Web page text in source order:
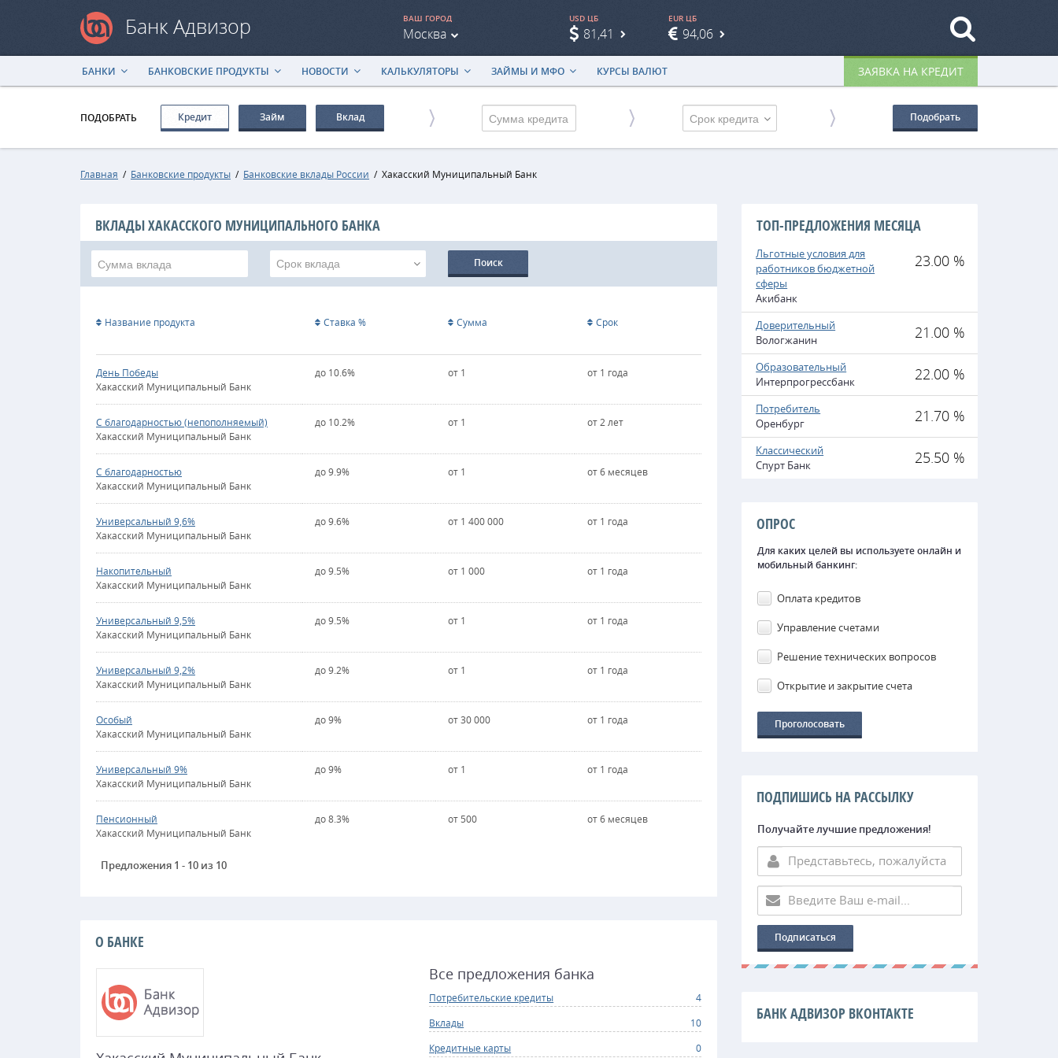
Банк Адвизор
ЗАЯВКА НА КРЕДИТ
БАНКИ БАНКОВСКИЕ ПРОДУКТЫ НОВОСТИ КАЛЬКУЛЯТОРЫ ЗАЙМЫ И МФО КУРСЫ ВАЛЮТ
ВАШ ГОРОД
Москва
USD ЦБ
81,41
EUR ЦБ
94,06
ПОДОБРАТЬ Кредит Займ Вклад Срок кредита Подобрать
Главная / Банковские продукты / Банковские вклады России / Хакасский Муниципальный Банк
ВКЛАДЫ ХАКАССКОГО МУНИЦИПАЛЬНОГО БАНКА
Срок вклада Поиск
Название продукта Ставка % Сумма Срок
День Победы
Хакасский Муниципальный Банк
до 10.6% от 1 от 1 года
С благодарностью (непополняемый)
Хакасский Муниципальный Банк
до 10.2% от 1 от 2 лет
С благодарностью
Хакасский Муниципальный Банк
до 9.9% от 1 от 6 месяцев
Универсальный 9,6%
Хакасский Муниципальный Банк
до 9.6% от 1 400 000 от 1 года
Накопительный
Хакасский Муниципальный Банк
до 9.5% от 1 000 от 1 года
Универсальный 9,5%
Хакасский Муниципальный Банк
до 9.5% от 1 от 1 года
Универсальный 9,2%
Хакасский Муниципальный Банк
до 9.2% от 1 от 1 года
Особый
Хакасский Муниципальный Банк
до 9% от 30 000 от 1 года
Универсальный 9%
Хакасский Муниципальный Банк
до 9% от 1 от 1 года
Пенсионный
Хакасский Муниципальный Банк
до 8.3% от 500 от 6 месяцев
Предложения 1 - 10 из 10
О БАНКЕ
Все предложения банка
Потребительские кредиты
4
Вклады
10
Кредитные карты
0
ТОП-ПРЕДЛОЖЕНИЯ МЕСЯЦА
Льготные условия для
работников бюджетной
сферы
Акибанк
23.00 %
Доверительный
Вологжанин
21.00 %
Образовательный
Интерпрогрессбанк
22.00 %
Потребитель
Оренбург
21.70 %
Классический
Спурт Банк
25.50 %
ОПРОС
Для каких целей вы используете онлайн и
мобильный банкинг:
Оплата кредитов
Управление счетами
Решение технических вопросов
Открытие и закрытие счета
ПОДПИШИСЬ НА РАССЫЛКУ
Получайте лучшие предложения!
БАНК АДВИЗОР ВКОНТАКТЕ